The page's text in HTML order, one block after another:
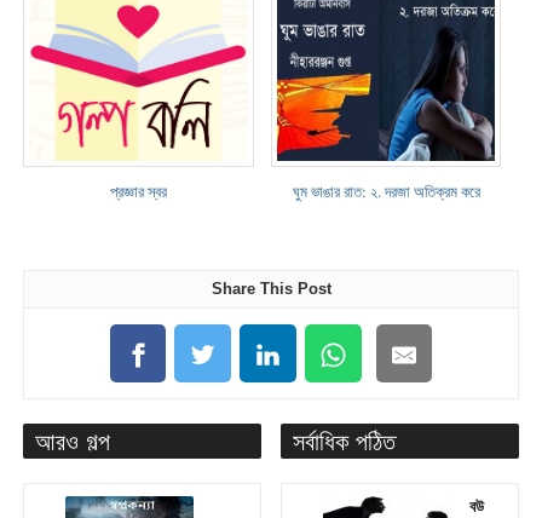
প্রজ্ঞার স্বর ঘুম ভাঙার রাত: ২. দরজা অতিক্রম করে
Share This Post
আরও গল্প সর্বাধিক পঠিত
বউ